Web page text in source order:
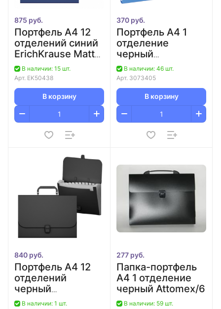
875 руб.
Портфель А4 12
отделений синий
ErichKrause Matt
Classic/Песок
Классика/12
В наличии: 15 шт.
Арт. EK50438
В корзину
370 руб.
Портфель А4 1
отделение
черный
deVENTE/6
В наличии: 46 шт.
Арт. 3073405
В корзину
840 руб.
Портфель А4 12
отделений
черный
ErichKrause Matt
В наличии: 1 шт.
277 руб.
Папка-портфель
А4 1 отделение
черный Attomex/6
В наличии: 59 шт.